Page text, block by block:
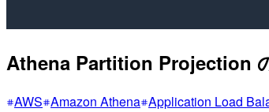
Athena Partition Projection
AWS Amazon Athena Application Load